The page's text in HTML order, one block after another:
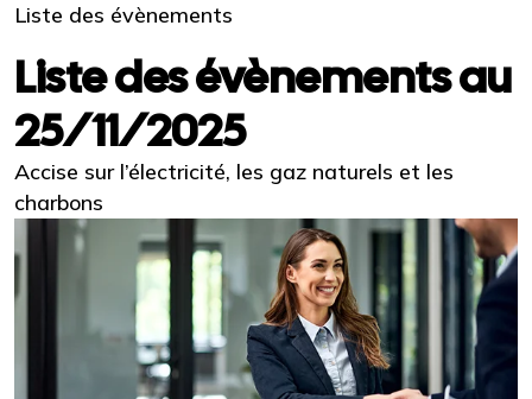
Liste des évènements
Liste des évènements au
25/11/2025
Accise sur l’électricité, les gaz naturels et les
charbons